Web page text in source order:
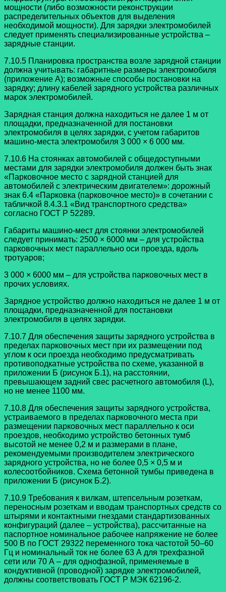
мощности (либо возможности реконструкции
распределительных объектов для выделения
необходимой мощности). Для зарядки электромобилей
следует применять специализированные устройства –
зарядные станции.
7.10.5 Планировка пространства возле зарядной станции
должна учитывать: габаритные размеры электромобиля
(приложение А); возможные способы постановки на
зарядку; длину кабелей зарядного устройства различных
марок электромобилей.
Зарядная станция должна находиться не далее 1 м от
площадки, предназначенной для постановки
электромобиля в целях зарядки, с учетом габаритов
машино-места электромобиля 3 000 × 6 000 мм.
7.10.6 На стоянках автомобилей с общедоступными
местами для зарядки электромобиля должен быть знак
«Парковочное место с зарядной станцией для
автомобилей с электрическим двигателем»: дорожный
знак 6.4 «Парковка (парковочное место)» в сочетании с
табличкой 8.4.3.1 «Вид транспортного средства»
согласно ГОСТ Р 52289.
Габариты машино-мест для стоянки электромобилей
следует принимать: 2500 × 6000 мм – для устройства
парковочных мест параллельно оси проезда, вдоль
тротуаров;
3 000 × 6000 мм – для устройства парковочных мест в
прочих условиях.
Зарядное устройство должно находиться не далее 1 м от
площадки, предназначенной для постановки
электромобиля в целях зарядки.
7.10.7 Для обеспечения защиты зарядного устройства в
пределах парковочных мест при их размещении под
углом к оси проезда необходимо предусматривать
противоподкатные устройства по схеме, указанной в
приложении Б (рисунок Б.1), на расстоянии,
превышающем задний свес расчетного автомобиля (L),
но не менее 1100 мм.
7.10.8 Для обеспечения защиты зарядного устройства,
устраиваемого в пределах парковочного места при
размещении парковочных мест параллельно к оси
проездов, необходимо устройство бетонных тумб
высотой не менее 0,2 м и размерами в плане,
рекомендуемыми производителем электрического
зарядного устройства, но не более 0,5 × 0,5 м и
колесоотбойников. Схема бетонной тумбы приведена в
приложении Б (рисунок Б.2).
7.10.9 Требования к вилкам, штепсельным розеткам,
переносным розеткам и вводам транспортных средств со
штырями и контактными гнездами стандартизованных
конфигураций (далее – устройства), рассчитанные на
паспортное номинальное рабочее напряжение не более
500 В по ГОСТ 29322 переменного тока частотой 50–60
Гц и номинальный ток не более 63 А для трехфазной
сети или 70 А – для однофазной, применяемые в
кондуктивной (проводной) зарядке электромобилей,
должны соответствовать ГОСТ Р МЭК 62196-2.